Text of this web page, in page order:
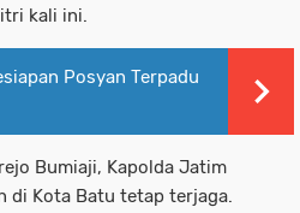
kali ini.
Posyan Terpadu
Bumiaji, Kapolda Jatim
di Kota Batu tetap terjaga.